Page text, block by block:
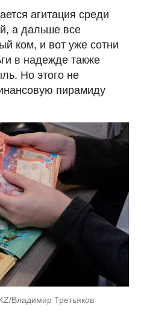
агитация среди
а дальше все
ком, и вот уже сотни
в надежде также
Но этого не
пирамиду
Владимир Третьяков